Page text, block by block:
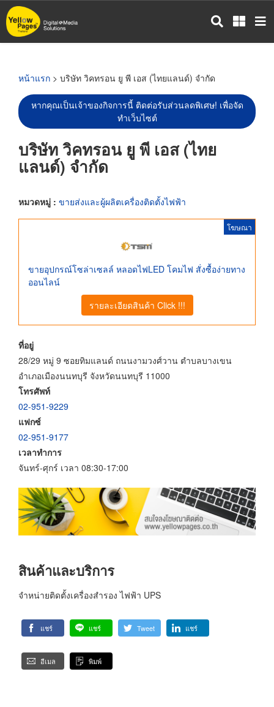
ข้าม
ไป
หน้าแรก > บริษัท วิคทรอน ยู พี เอส (ไทยแลนด์) จำกัด
หากคุณเป็นเจ้าของกิจการนี้ ติดต่อรับส่วนลดพิเศษ! เพื่อจัด
ทำเว็บไซต์
บริษัท วิคทรอน ยู พี เอส (ไทย
แลนด์) จำกัด
หมวดหมู่ : ขายส่งและผู้ผลิตเครื่องติดตั้งไฟฟ้า
โฆษณา
ขายอุปกรณ์โซล่าเซลล์ หลอดไฟLED โคมไฟ สั่งซื้อง่ายทาง
ออนไลน์
รายละเอียดสินค้า Click !!!
ที่อยู่
28/29 หมู่ 9 ซอยทิมแลนด์ ถนนงามวงศ์วาน ตำบลบางเขน
อำเภอเมืองนนทบุรี จังหวัดนนทบุรี 11000
โทรศัพท์
02-951-9229
แฟกซ์
02-951-9177
เวลาทำการ
จันทร์-ศุกร์ เวลา 08:30-17:00
สินค้าและบริการ
จำหน่ายติดตั้งเครื่องสำรอง ไฟฟ้า UPS
แชร์ แชร์ Tweet แชร์
อีเมล พิมพ์